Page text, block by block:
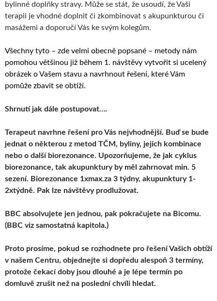
bylinné doplňky stravy. Může se stát, že usoudí, že Vaši
terapii je vhodné doplnit či zkombinovat s akupunkturou či
masážemi a doporučí Vás ke svým kolegům.
Všechny tyto – zde velmi obecně popsané – metody nám
pomohou většinou již během 1. návštěvy vytvořit si ucelený
obrázek o Vašem stavu a navrhnout řešení, které Vám
pomůže zbavit se obtíží.
Shrnutí jak dále postupovat….
Terapeut navrhne řešení pro Vás nejvhodnější. Buď se bude
jednat o některou z metod TČM, byliny, jejich kombinace
nebo o další biorezonance. Upozorňujeme, že jak cyklus
biorezonance, tak akupunktury by měl zahrnovat min. 5
sezení. Biorezonance 1xmax.za 3 týdny, akupunktury 1-
2xtýdně. Pak lze návštěvy prodlužovat.
BBC absolvujete jen jednou, pak pokračujete na Bicomu.
(BBC viz samostatná kapitola.)
Proto prosíme, pokud se rozhodnete pro řešení Vašich obtíží
v našem Centru, objednejte si dopředu alespoň 3 termíny,
protože čekací doby jsou dlouhé a je lépe termín po
domluvě zrušit než na poslední chvíli hledat.